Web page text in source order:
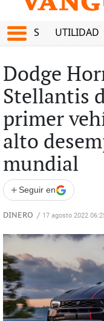
UTILIDAD
Dodge
Stellantis
primer
alto
mundial
+ Seguir en
DINERO / 17 agosto 2022